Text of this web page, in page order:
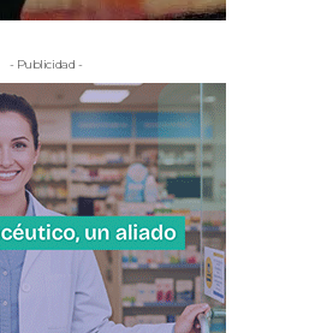
- Publicidad -